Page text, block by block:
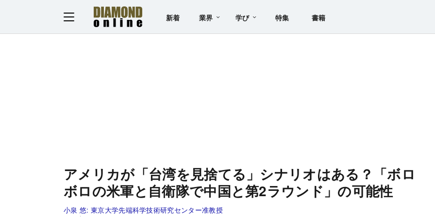
新着 業界 学び 特集 書籍
アメリカが「台湾を見捨てる」シナリオはある？「ボロ
ボロの米軍と自衛隊で中国と第2ラウンド」の可能性
小泉 悠: 東京大学先端科学技術研究センター准教授